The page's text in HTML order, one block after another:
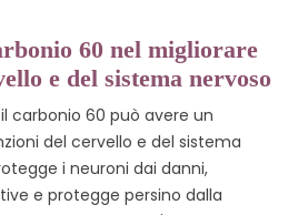
60 nel migliorare
e del sistema nervoso
carbonio 60 può avere un
del cervello e del sistema
i neuroni dai danni,
e protegge persino dalla